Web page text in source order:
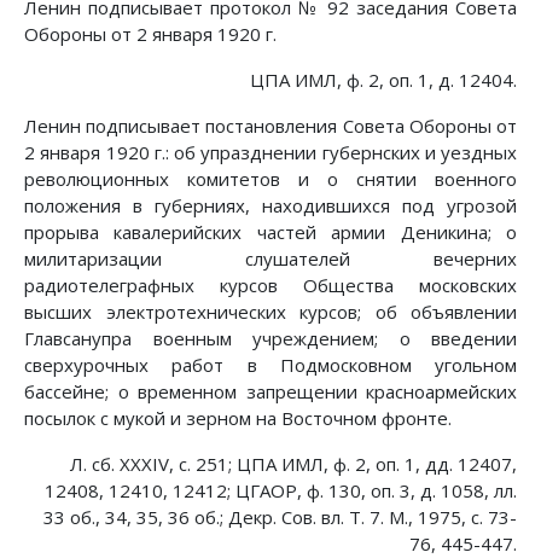
Ленин подписывает протокол № 92 заседания Совета
Обороны от 2 января 1920 г.
ЦПА ИМЛ, ф. 2, оп. 1, д. 12404.
Ленин подписывает постановления Совета Обороны от
2 января 1920 г.: об упразднении губернских и уездных
революционных комитетов и о снятии военного
положения в губерниях, находившихся под угрозой
прорыва кавалерийских частей армии Деникина; о
милитаризации слушателей вечерних
радиотелеграфных курсов Общества московских
высших электротехнических курсов; об объявлении
Главсанупра военным учреждением; о введении
сверхурочных работ в Подмосковном угольном
бассейне; о временном запрещении красноармейских
посылок с мукой и зерном на Восточном фронте.
Л. сб. XXXIV, с. 251; ЦПА ИМЛ, ф. 2, оп. 1, дд. 12407,
12408, 12410, 12412; ЦГАОР, ф. 130, оп. 3, д. 1058, лл.
33 об., 34, 35, 36 об.; Декр. Сов. вл. Т. 7. М., 1975, с. 73-
76, 445-447.